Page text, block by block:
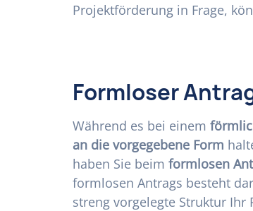
Projektförderung in Frage,
Formloser
Während es bei einem
an die vorgegebene Form
haben Sie beim formlosen
formlosen Antrags besteht
streng vorgelegte Struktur Ihr